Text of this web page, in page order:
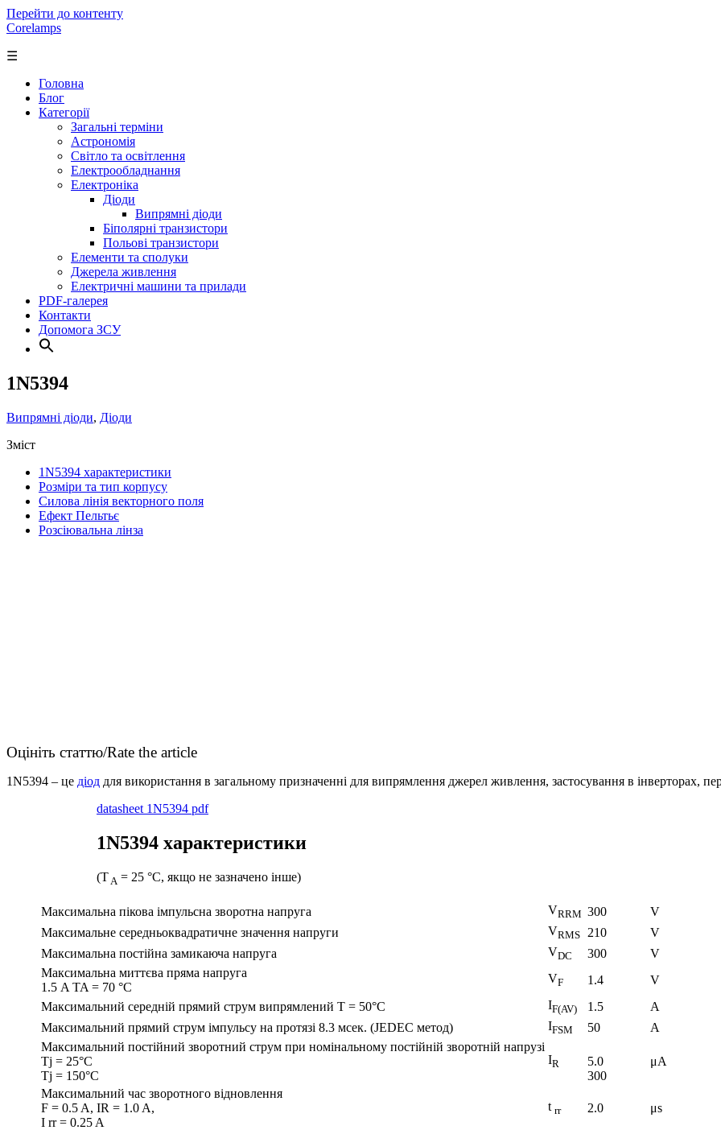
Перейти до контенту
Corelamps
☰
Головна
Блог
Категорії
Загальні терміни
Астрономія
Світло та освітлення
Електрообладнання
Електроніка
Діоди
Випрямні діоди
Біполярні транзистори
Польові транзистори
Елементи та сполуки
Джерела живлення
Електричні машини та прилади
PDF-галерея
Контакти
Допомога ЗСУ
1N5394
Випрямні діоди, Діоди
Зміст
1N5394 характеристики
Розміри та тип корпусу
Силова лінія векторного поля
Ефект Пельтьє
Розсіювальна лінза
Оцініть статтю/Rate the article
1N5394 – це діод для використання в загальному призначенні для випрямлення джерел живлення, застосування в інверторах,
datasheet 1N5394 pdf
1N5394 характеристики
(T A = 25 °C, якщо не зазначено інше)
Максимальна пікова імпульсна зворотна напруга VRRM 300
V
Максимальне середньоквадратичне значення напруги
VRMS 210
V
Максимальна постійна замикаюча напруга
VDC 300
V
Максимальна миттєва пряма напруга
1.5 A TA = 70 °C
VF 1.4
V
Максимальний середній прямий струм випрямлений Т = 50°С
IF(AV) 1.5
A
Максимальний прямий струм імпульсу на протязі 8.3 мсек. (JEDEC метод)
IFSM 50
A
Максимальний постійний зворотний струм при номінальному постійній зворотній напрузі
Tj = 25°С
Tj = 150°С
IR
5.0
300
μA
Максимальний час зворотного відновлення
F = 0.5 A, IR = 1.0 A,
I rr = 0.25 A
t rr 2.0 μs